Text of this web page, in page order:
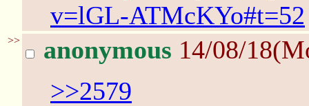
v=lGL-ATMcKYo#t=52
>> anonymous 14/08/
>>2579